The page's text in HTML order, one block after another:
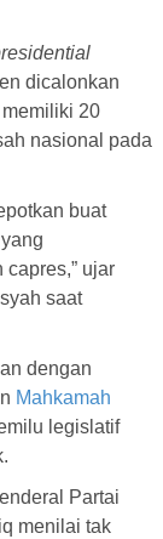
dicalonkan
20
nasional pada
buat
ujar
saat
dengan
Mahkamah
legislatif
Partai
menilai tak